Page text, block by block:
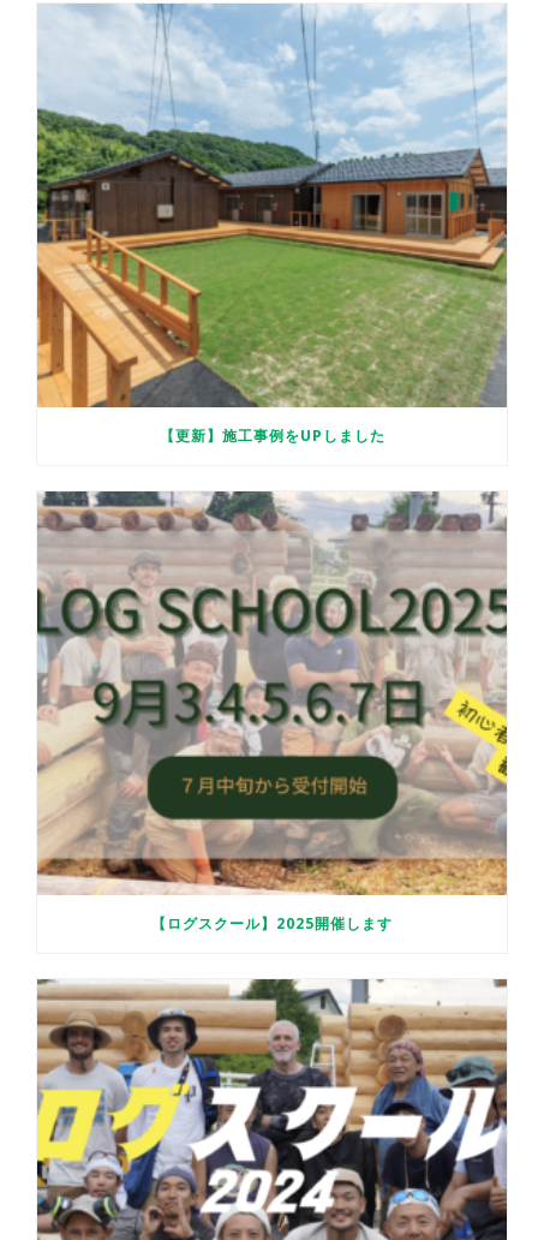
【更新】施工事例をUPしました
【ログスクール】2025開催します